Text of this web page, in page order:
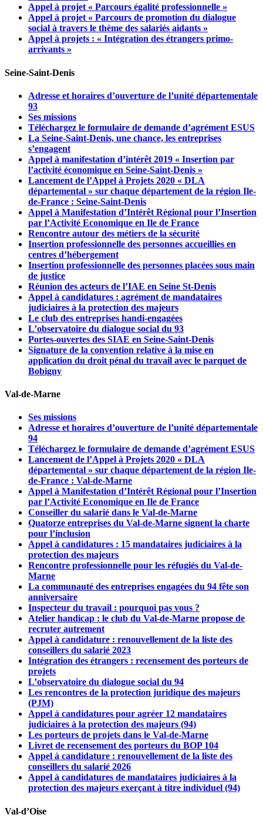
Appel à projet « Parcours égalité professionnelle »
Appel à projet « Parcours de promotion du dialogue
social à travers le thème des salariés aidants »
Appel à projets : « Intégration des étrangers primo-
arrivants »
Seine-Saint-Denis
Adresse et horaires d’ouverture de l’unité départementale
93
Ses missions
Téléchargez le formulaire de demande d’agrément ESUS
La Seine-Saint-Denis, une chance, les entreprises
s’engagent
Appel à manifestation d’intérêt 2019 « Insertion par
l’activité économique en Seine-Saint-Denis »
Lancement de l’Appel à Projets 2020 « DLA
départemental » sur chaque département de la région Ile-
de-France : Seine-Saint-Denis
Appel à Manifestation d’Intérêt Régional pour l’Insertion
par l’Activité Economique en Ile de France
Rencontre autour des métiers de la sécurité
Insertion professionnelle des personnes accueillies en
centres d’hébergement
Insertion professionnelle des personnes placées sous main
de justice
Réunion des acteurs de l’IAE en Seine St-Denis
Appel à candidatures : agrément de mandataires
judiciaires à la protection des majeurs
Le club des entreprises handi-engagées
L’observatoire du dialogue social du 93
Portes-ouvertes des SIAE en Seine-Saint-Denis
Signature de la convention relative à la mise en
application du droit pénal du travail avec le parquet de
Bobigny
Val-de-Marne
Ses missions
Adresse et horaires d’ouverture de l’unité départementale
94
Téléchargez le formulaire de demande d’agrément ESUS
Lancement de l’Appel à Projets 2020 « DLA
départemental » sur chaque département de la région Ile-
de-France : Val-de-Marne
Appel à Manifestation d’Intérêt Régional pour l’Insertion
par l’Activité Economique en Ile de France
Conseiller du salarié dans le Val-de-Marne
Quatorze entreprises du Val-de-Marne signent la charte
pour l’inclusion
Appel à candidatures : 15 mandataires judiciaires à la
protection des majeurs
Rencontre professionnelle pour les réfugiés du Val-de-
Marne
La communauté des entreprises engagées du 94 fête son
anniversaire
Inspecteur du travail : pourquoi pas vous ?
Atelier handicap : le club du Val-de-Marne propose de
recruter autrement
Appel à candidature : renouvellement de la liste des
conseillers du salarié 2023
Intégration des étrangers : recensement des porteurs de
projets
L’observatoire du dialogue social du 94
Les rencontres de la protection juridique des majeurs
(PJM)
Appel à candidatures pour agréer 12 mandataires
judiciaires à la protection des majeurs (94)
Les porteurs de projets dans le Val-de-Marne
Livret de recensement des porteurs du BOP 104
Appel à candidature : renouvellement de la liste des
conseillers du salarié 2026
Appel à candidatures de mandataires judiciaires à la
protection des majeurs exerçant à titre individuel (94)
Val-d’Oise